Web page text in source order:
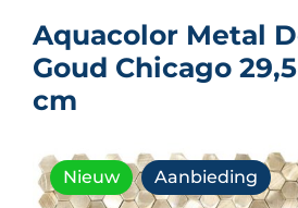
Aquacolor Metal
Goud Chicago
cm
Nieuw Aanbieding